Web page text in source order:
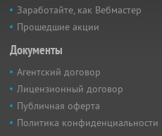
Заработайте, как Вебмастер
Прошедшие акции
Документы
Агентский договор
Лицензионный договор
Публичная оферта
Политика конфиденциальности